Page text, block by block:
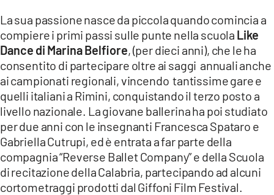
LACAPITALENEWS.IT
App
ANDROID
APPLE
La sua passione nasce da piccola quando comincia a
compiere i primi passi sulle punte nella scuola Like
Dance di Marina Belfiore, (per dieci anni), che le ha
consentito di partecipare oltre ai saggi annuali anche
ai campionati regionali, vincendo tantissime gare e
quelli italiani a Rimini, conquistando il terzo posto a
livello nazionale. La giovane ballerina ha poi studiato
per due anni con le insegnanti Francesca Spataro e
Gabriella Cutrupi, ed è entrata a far parte della
compagnia “Reverse Ballet Company” e della Scuola
di recitazione della Calabria, partecipando ad alcuni
cortometraggi prodotti dal Giffoni Film Festival.